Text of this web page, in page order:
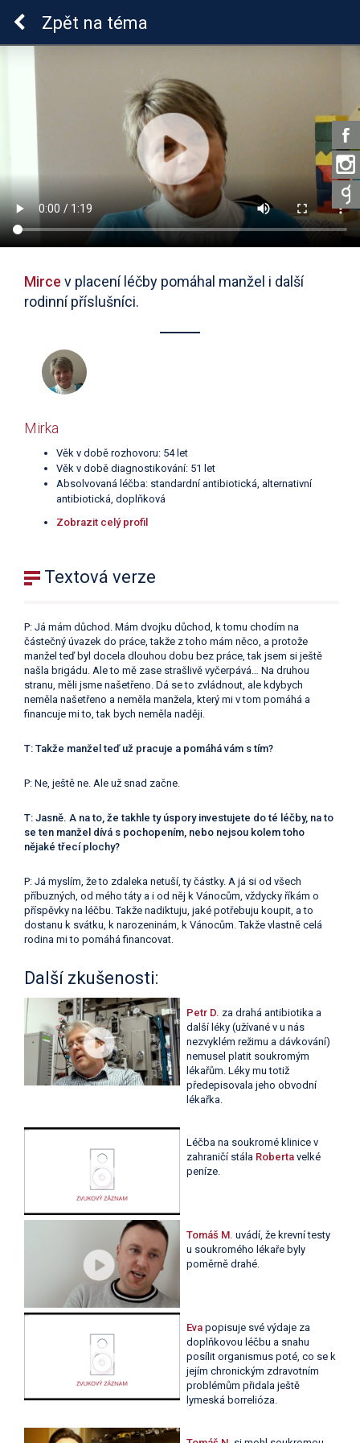
Lymeská borrelióza
Zpět na téma
Mirce v placení léčby pomáhal manžel i další
rodinní příslušníci.
Mirka
Věk v době rozhovoru: 54 let
Věk v době diagnostikování: 51 let
Absolvovaná léčba: standardní antibiotická, alternativní
antibiotická, doplňková
Zobrazit celý profil
Textová verze
P: Já mám důchod. Mám dvojku důchod, k tomu chodím na
částečný úvazek do práce, takže z toho mám něco, a protože
manžel teď byl docela dlouhou dobu bez práce, tak jsem si ještě
našla brigádu. Ale to mě zase strašlivě vyčerpává… Na druhou
stranu, měli jsme našetřeno. Dá se to zvládnout, ale kdybych
neměla našetřeno a neměla manžela, který mi v tom pomáhá a
financuje mi to, tak bych neměla naději.
T: Takže manžel teď už pracuje a pomáhá vám s tím?
P: Ne, ještě ne. Ale už snad začne.
T: Jasně. A na to, že takhle ty úspory investujete do té léčby, na to
se ten manžel dívá s pochopením, nebo nejsou kolem toho
nějaké třecí plochy?
P: Já myslím, že to zdaleka netuší, ty částky. A já si od všech
příbuzných, od mého táty a i od něj k Vánocům, vždycky říkám o
příspěvky na léčbu. Takže nadiktuju, jaké potřebuju koupit, a to
dostanu k svátku, k narozeninám, k Vánocům. Takže vlastně celá
rodina mi to pomáhá financovat.
Další zkušenosti:
Petr D. za drahá antibiotika a
další léky (užívané v u nás
nezvyklém režimu a dávkování)
nemusel platit soukromým
lékařům. Léky mu totiž
předepisovala jeho obvodní
lékařka.
Léčba na soukromé klinice v
zahraničí stála Roberta velké
peníze.
Tomáš M. uvádí, že krevní testy
u soukromého lékaře byly
poměrně drahé.
Eva popisuje své výdaje za
doplňkovou léčbu a snahu
posílit organismus poté, co se k
jejím chronickým zdravotním
problémům přidala ještě
lymeská borrelióza.